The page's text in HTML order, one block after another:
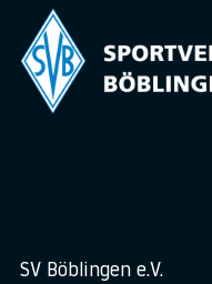
SV Böblingen e.V.